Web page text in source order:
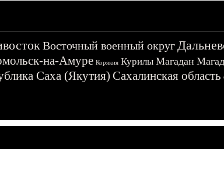
Восточный военный округ
на-Амуре Корякия Курилы Магадан
Саха (Якутия) Сахалинская область